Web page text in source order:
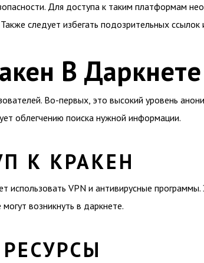
Для доступа к таким платформам
следует избегать подозрительных ссылок
В Даркнете
Во-первых, это высокий уровень
облегчению поиска нужной информации.
К КРАКЕН
использовать VPN и антивирусные
возникнуть в даркнете.